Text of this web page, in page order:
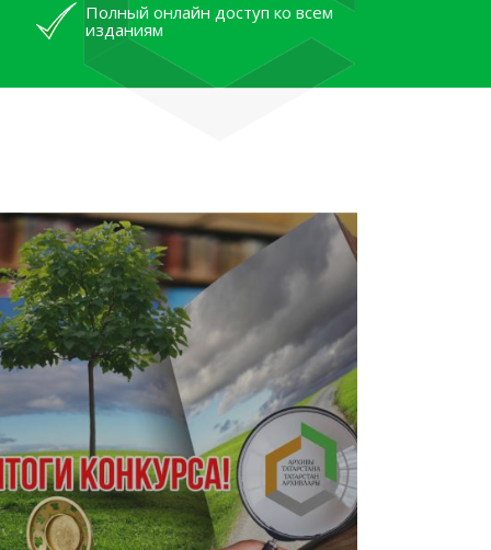
Полный онлайн доступ ко всем
изданиям
рассказали об архивных